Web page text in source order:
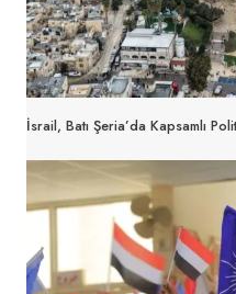
İsrail, Batı Şeria’da Kapsamlı